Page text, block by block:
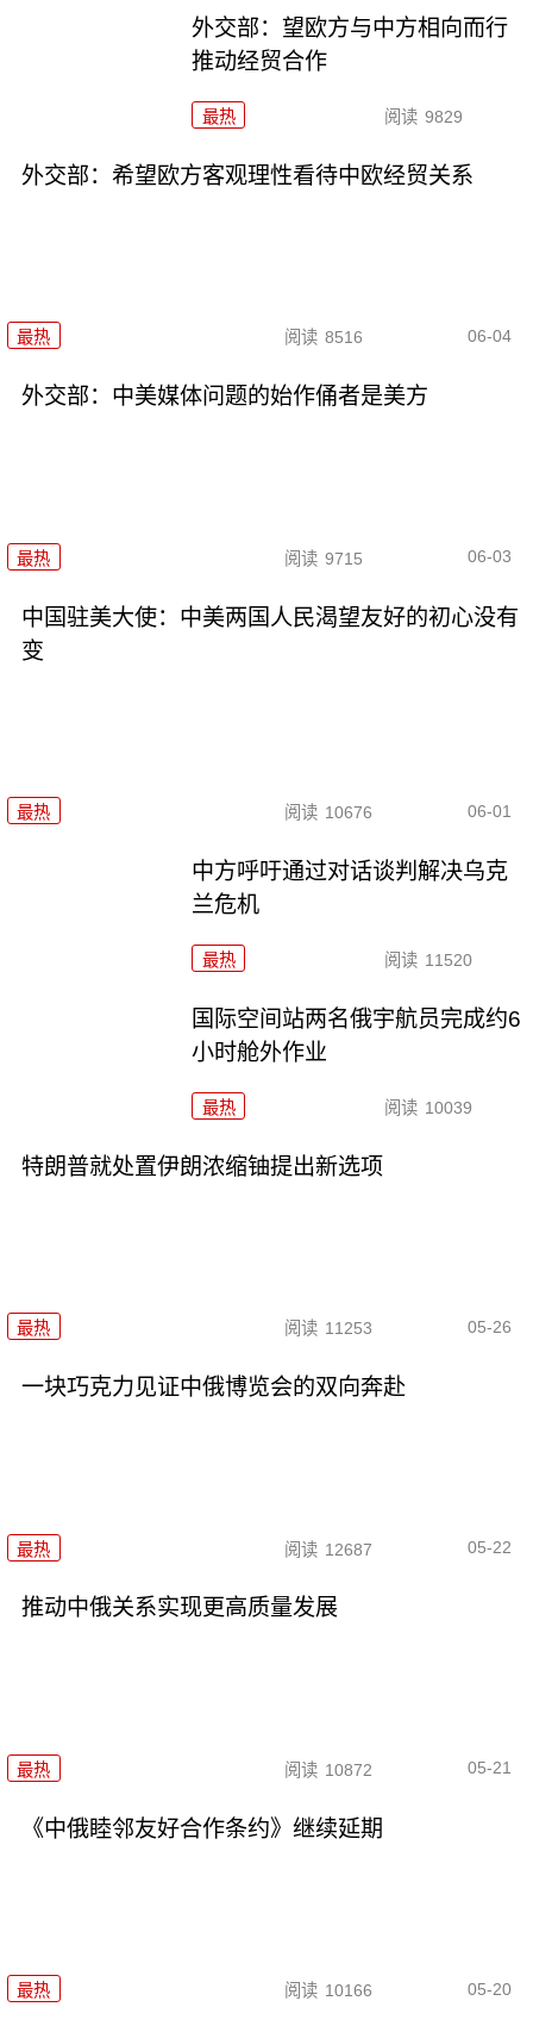
外交部：望欧方与中方相向而行
推动经贸合作
最热 阅读 9829
外交部：希望欧方客观理性看待中欧经贸关系
最热 阅读 8516 06-04
外交部：中美媒体问题的始作俑者是美方
最热 阅读 9715 06-03
中国驻美大使：中美两国人民渴望友好的初心没有
变
最热 阅读 10676 06-01
中方呼吁通过对话谈判解决乌克
兰危机
最热 阅读 11520
国际空间站两名俄宇航员完成约6
小时舱外作业
最热 阅读 10039
特朗普就处置伊朗浓缩铀提出新选项
最热 阅读 11253 05-26
一块巧克力见证中俄博览会的双向奔赴
最热 阅读 12687 05-22
推动中俄关系实现更高质量发展
最热 阅读 10872 05-21
《中俄睦邻友好合作条约》继续延期
最热 阅读 10166 05-20